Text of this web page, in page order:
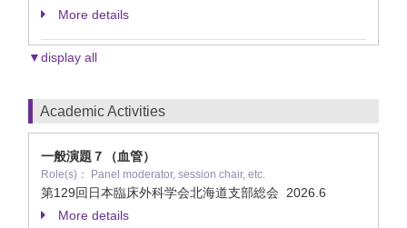
More details
▼display all
Academic Activities
一般演題７（血管）
Role(s)： Panel moderator, session chair, etc.
第129回日本臨床外科学会北海道支部総会 2026.6
More details